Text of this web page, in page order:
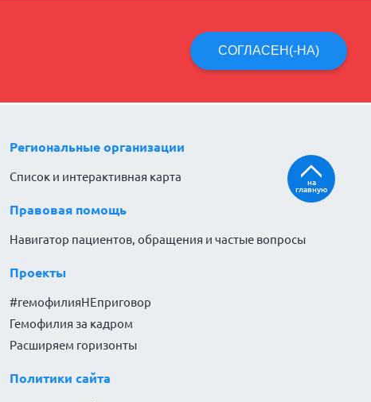
СОГЛАСЕН(-НА)
Региональные организации
Список и интерактивная карта
Правовая помощь
Навигатор пациентов, обращения и частые вопросы
Проекты
#гемофилияНЕприговор
Гемофилия за кадром
Расширяем горизонты
Политики сайта
на
главную